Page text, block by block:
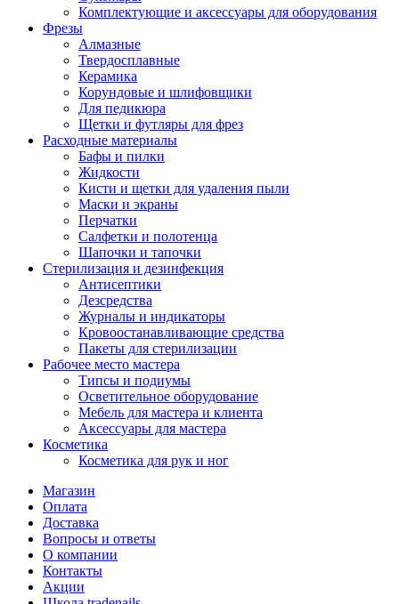
Комплектующие и аксессуары для оборудования
Фрезы
Алмазные
Твердосплавные
Керамика
Корундовые и шлифовщики
Для педикюра
Щетки и футляры для фрез
Расходные материалы
Бафы и пилки
Жидкости
Кисти и щетки для удаления пыли
Маски и экраны
Перчатки
Салфетки и полотенца
Шапочки и тапочки
Стерилизация и дезинфекция
Антисептики
Дезсредства
Журналы и индикаторы
Кровоостанавливающие средства
Пакеты для стерилизации
Рабочее место мастера
Типсы и подиумы
Осветительное оборудование
Мебель для мастера и клиента
Аксессуары для мастера
Косметика
Косметика для рук и ног
Магазин
Оплата
Доставка
Вопросы и ответы
О компании
Контакты
Акции